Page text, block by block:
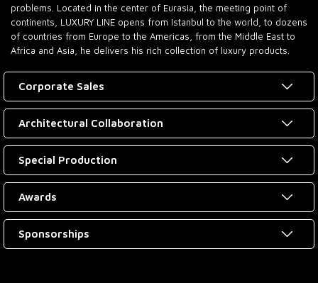
problems. Located in the center of Eurasia, the meeting point of
continents, LUXURY LINE opens from Istanbul to the world, to dozens
of countries from Europe to the Americas, from the Middle East to
Africa and Asia, he delivers his rich collection of luxury products.
Corporate Sales
Architectural Collaboration
Special Production
Awards
Sponsorships